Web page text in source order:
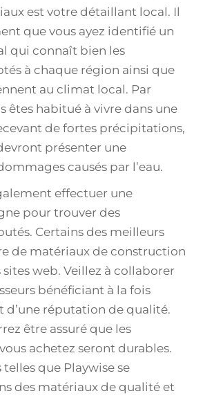
est votre détaillant local. Il
que vous ayez identifié un
qui connaît bien les
à chaque région ainsi que
au climat local. Par
êtes habitué à vivre dans une
de fortes précipitations,
présenter une
causés par l’eau.
effectuer une
pour trouver des
Certains des meilleurs
de matériaux de construction
web. Veillez à collaborer
bénéficiant à la fois
d’une réputation de qualité.
être assuré que les
achetez seront durables.
telles que Playwise se
des matériaux de qualité et